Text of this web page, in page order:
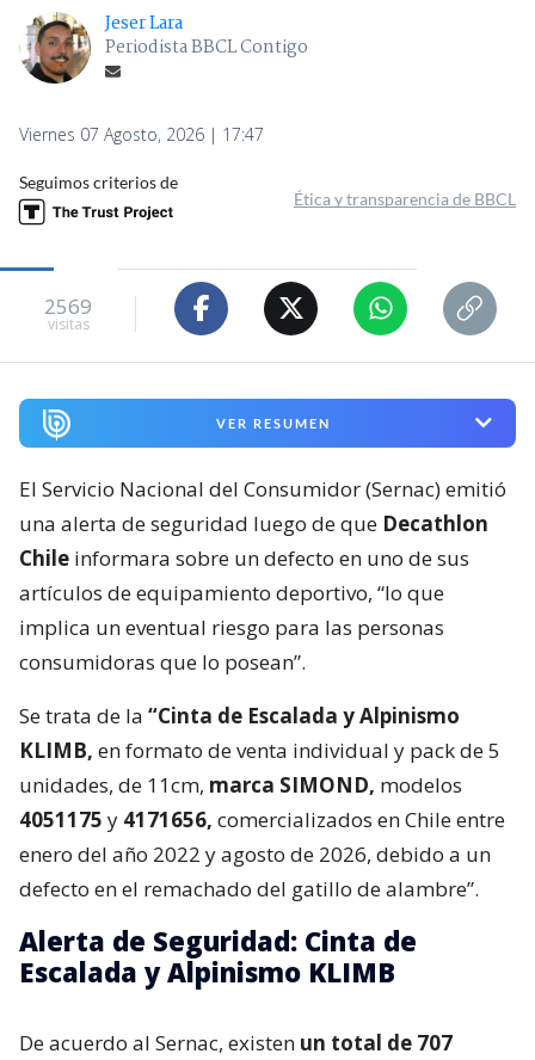
Jeser Lara
Periodista BBCL Contigo
Viernes 07 Agosto, 2026 | 17:47
Seguimos criterios de
Ética y transparencia de BBCL
2569
visitas
VER RESUMEN
El Servicio Nacional del Consumidor (Sernac) emitió
una alerta de seguridad luego de que Decathlon
Chile informara sobre un defecto en uno de sus
artículos de equipamiento deportivo, “lo que
implica un eventual riesgo para las personas
consumidoras que lo posean”.
Se trata de la “Cinta de Escalada y Alpinismo
KLIMB, en formato de venta individual y pack de 5
unidades, de 11cm, marca SIMOND, modelos
4051175 y 4171656, comercializados en Chile entre
enero del año 2022 y agosto de 2026, debido a un
defecto en el remachado del gatillo de alambre”.
Alerta de Seguridad: Cinta de
Escalada y Alpinismo KLIMB
De acuerdo al Sernac, existen un total de 707